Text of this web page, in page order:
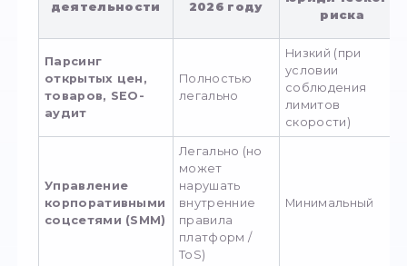
использование их сети в рамках
вашей компании критически важна
стабильность соединения, фиксированный
чистая история без риска попасть в спам-
фильтры, оптимальным решением будет
[надежные ISP прокси]. Они
непосредственно коммерческими
провайдерами, поэтому выглядят для
систем мониторинга как обычные белые
розничные клиенты. Для SMM-агентств,
команд (media buyers) и специалистов по